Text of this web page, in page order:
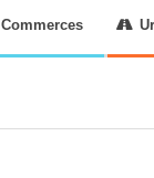
Commerces